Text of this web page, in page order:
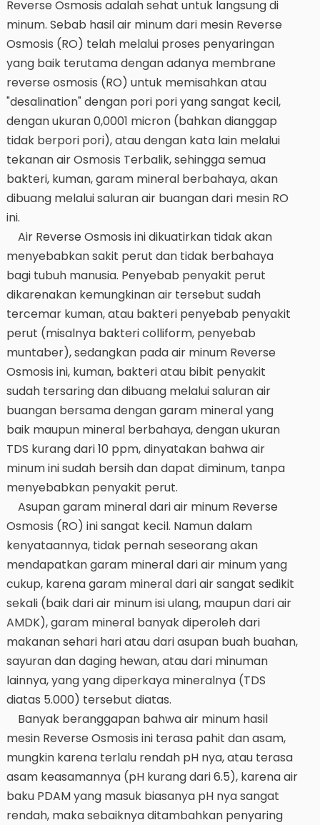
Reverse Osmosis adalah sehat untuk langsung di
minum. Sebab hasil air minum dari mesin Reverse
Osmosis (RO) telah melalui proses penyaringan
yang baik terutama dengan adanya membrane
reverse osmosis (RO) untuk memisahkan atau
"desalination" dengan pori pori yang sangat kecil,
dengan ukuran 0,0001 micron (bahkan dianggap
tidak berpori pori), atau dengan kata lain melalui
tekanan air Osmosis Terbalik, sehingga semua
bakteri, kuman, garam mineral berbahaya, akan
dibuang melalui saluran air buangan dari mesin RO
ini.
Air Reverse Osmosis ini dikuatirkan tidak akan
menyebabkan sakit perut dan tidak berbahaya
bagi tubuh manusia. Penyebab penyakit perut
dikarenakan kemungkinan air tersebut sudah
tercemar kuman, atau bakteri penyebab penyakit
perut (misalnya bakteri colliform, penyebab
muntaber), sedangkan pada air minum Reverse
Osmosis ini, kuman, bakteri atau bibit penyakit
sudah tersaring dan dibuang melalui saluran air
buangan bersama dengan garam mineral yang
baik maupun mineral berbahaya, dengan ukuran
TDS kurang dari 10 ppm, dinyatakan bahwa air
minum ini sudah bersih dan dapat diminum, tanpa
menyebabkan penyakit perut.
Asupan garam mineral dari air minum Reverse
Osmosis (RO) ini sangat kecil. Namun dalam
kenyataannya, tidak pernah seseorang akan
mendapatkan garam mineral dari air minum yang
cukup, karena garam mineral dari air sangat sedikit
sekali (baik dari air minum isi ulang, maupun dari air
AMDK), garam mineral banyak diperoleh dari
makanan sehari hari atau dari asupan buah buahan,
sayuran dan daging hewan, atau dari minuman
lainnya, yang yang diperkaya mineralnya (TDS
diatas 5.000) tersebut diatas.
Banyak beranggapan bahwa air minum hasil
mesin Reverse Osmosis ini terasa pahit dan asam,
mungkin karena terlalu rendah pH nya, atau terasa
asam keasamannya (pH kurang dari 6.5), karena air
baku PDAM yang masuk biasanya pH nya sangat
rendah, maka sebaiknya ditambahkan penyaring